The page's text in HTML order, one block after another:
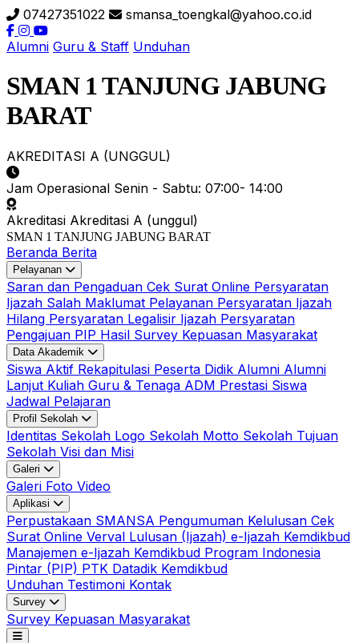
07427351022
smansa_toengkal@yahoo.co.id
Alumni Guru & Staff Unduhan
SMAN 1 TANJUNG JABUNG
BARAT
AKREDITASI A (UNGGUL)
Jam Operasional Senin - Sabtu: 07:00- 14:00
Akreditasi Akreditasi A (unggul)
SMAN 1 TANJUNG JABUNG BARAT
Beranda Berita
Pelayanan
Saran dan Pengaduan Cek Surat Online Persyaratan
Ijazah Salah Maklumat Pelayanan Persyaratan Ijazah
Hilang Persyaratan Legalisir Ijazah Persyaratan
Pengajuan PIP Hasil Survey Kepuasan Masyarakat
Data Akademik
Siswa Aktif Rekapitulasi Peserta Didik Alumni Alumni
Lanjut Kuliah Guru & Tenaga ADM Prestasi Siswa
Jadwal Pelajaran
Profil Sekolah
Identitas Sekolah Logo Sekolah Motto Sekolah Tujuan
Sekolah Visi dan Misi
Galeri
Galeri Foto Video
Aplikasi
Perpustakaan SMANSA Pengumuman Kelulusan Cek
Surat Online Verval Lulusan (Ijazah) e-Ijazah Kemdikbud
Manajemen e-Ijazah Kemdikbud Program Indonesia
Pintar (PIP) PTK Datadik Kemdikbud
Unduhan Testimoni Kontak
Survey
Survey Kepuasan Masyarakat